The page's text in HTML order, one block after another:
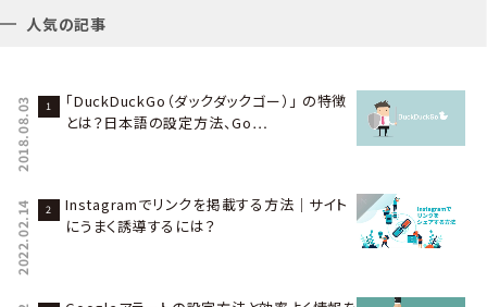
人気の記事
2018.08.03
「DuckDuckGo（ダックダックゴー）」 の特徴
とは？日本語の設定方法、Go…
2022.02.14
Instagramでリンクを掲載する方法｜サイト
にうまく誘導するには？